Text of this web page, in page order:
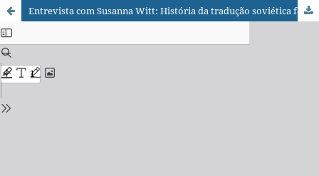
Entrevista com Susanna Witt: História da tradução soviética foi assunto sensível e, por isso, negligenciado